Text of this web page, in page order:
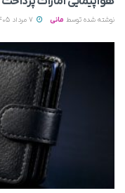
نوشته شده توسط مانی